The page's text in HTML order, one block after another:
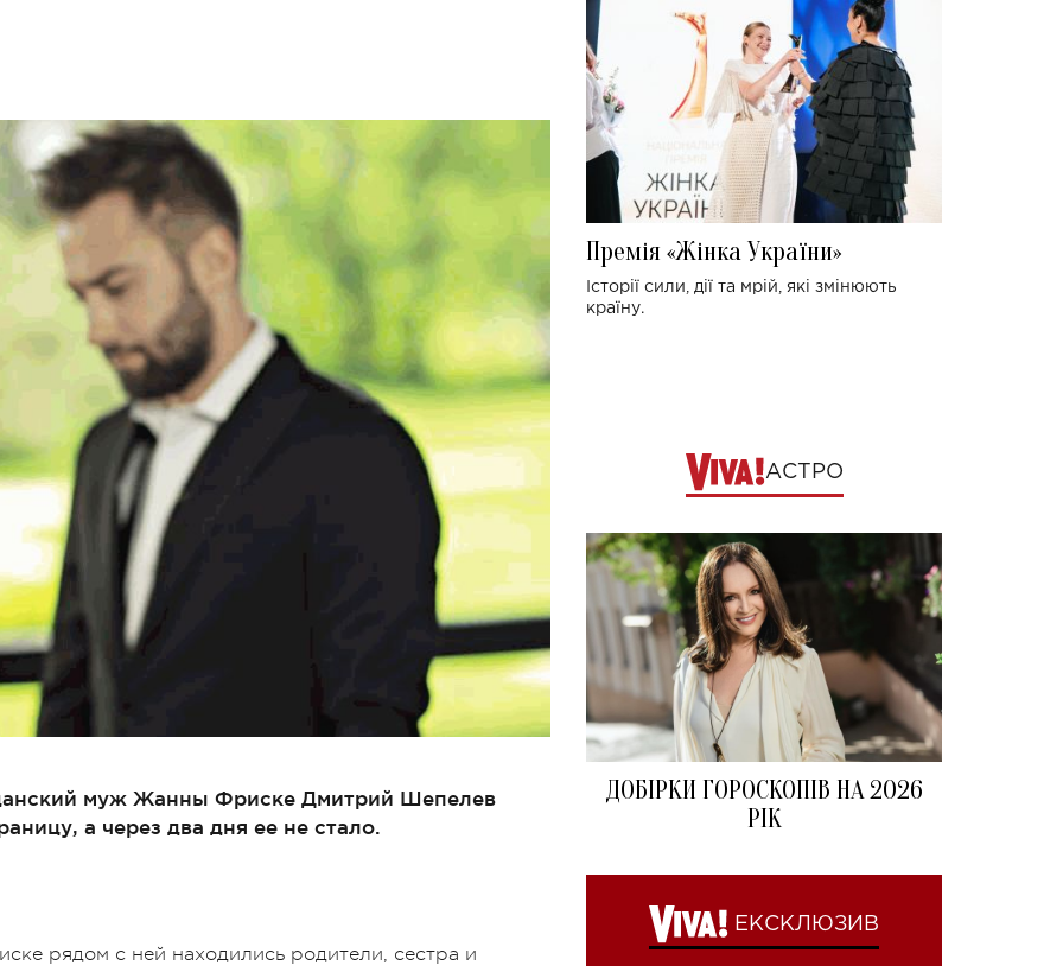
муж Жанны Фриске Дмитрий Шепелев
а через два дня ее не стало.
рядом с ней находились родители, сестра и
Премія «Жінка України»
Історії сили, дії та мрій, які змінюють
країну.
АСТРО
ДОБІРКИ ГОРОСКОПІВ НА 2026
РІК
ЕКСКЛЮЗИВ